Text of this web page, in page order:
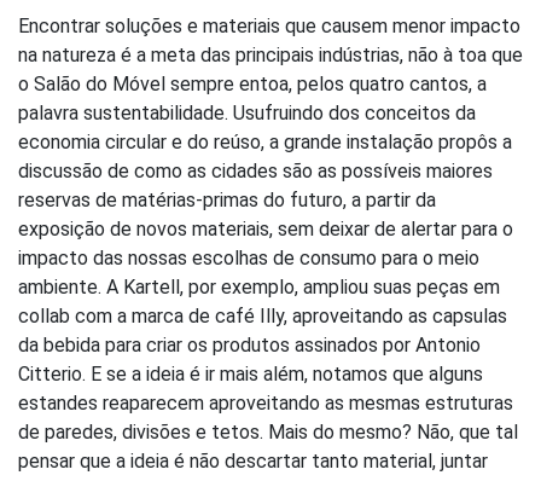
Encontrar soluções e materiais que causem menor impacto
na natureza é a meta das principais indústrias, não à toa que
o Salão do Móvel sempre entoa, pelos quatro cantos, a
palavra sustentabilidade. Usufruindo dos conceitos da
economia circular e do reúso, a grande instalação propôs a
discussão de como as cidades são as possíveis maiores
reservas de matérias-primas do futuro, a partir da
exposição de novos materiais, sem deixar de alertar para o
impacto das nossas escolhas de consumo para o meio
ambiente. A Kartell, por exemplo, ampliou suas peças em
collab com a marca de café Illy, aproveitando as capsulas
da bebida para criar os produtos assinados por Antonio
Citterio. E se a ideia é ir mais além, notamos que alguns
estandes reaparecem aproveitando as mesmas estruturas
de paredes, divisões e tetos. Mais do mesmo? Não, que tal
pensar que a ideia é não descartar tanto material, juntar